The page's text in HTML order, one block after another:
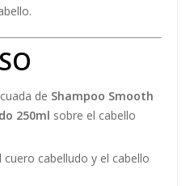
de Shampoo Smooth
250ml sobre el cabello
cabelludo y el cabello